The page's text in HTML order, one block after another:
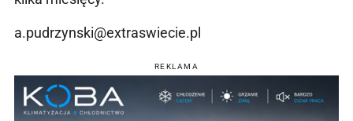
a.pudrzynski@extraswiecie.pl
REKLAMA